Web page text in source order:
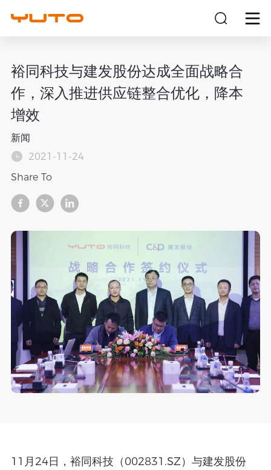
产品
解决方案
可持续
投资者
新闻
联系
CN / EN
裕同科技与建发股份达成全面战略合
作，深入推进供应链整合优化，降本
增效
新闻
2021-11-24
Share To
11月24日，裕同科技（002831.SZ）与建发股份